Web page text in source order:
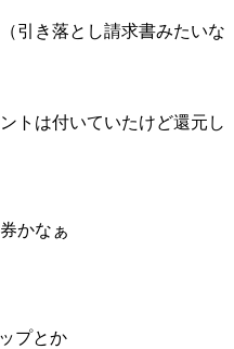
引き落とし請求書みたいな
トは付いていたけど還元し
かなぁ
プとか